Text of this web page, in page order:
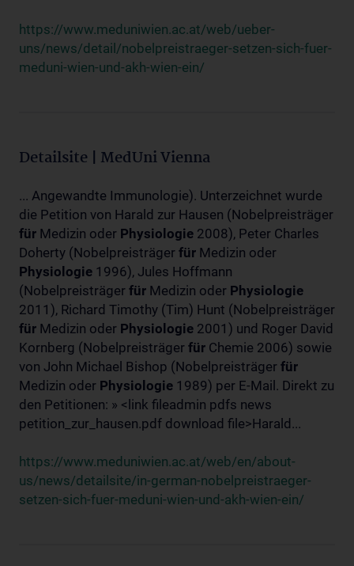
https://www.meduniwien.ac.at/web/ueber-
uns/news/detail/nobelpreistraeger-setzen-sich-fuer-
meduni-wien-und-akh-wien-ein/
Detailsite | MedUni Vienna
... Angewandte Immunologie). Unterzeichnet wurde
die Petition von Harald zur Hausen (Nobelpreisträger
für Medizin oder Physiologie 2008), Peter Charles
Doherty (Nobelpreisträger für Medizin oder
Physiologie 1996), Jules Hoffmann
(Nobelpreisträger für Medizin oder Physiologie
2011), Richard Timothy (Tim) Hunt (Nobelpreisträger
für Medizin oder Physiologie 2001) und Roger David
Kornberg (Nobelpreisträger für Chemie 2006) sowie
von John Michael Bishop (Nobelpreisträger für
Medizin oder Physiologie 1989) per E-Mail. Direkt zu
den Petitionen: » <link fileadmin pdfs news
petition_zur_hausen.pdf download file>Harald...
https://www.meduniwien.ac.at/web/en/about-
us/news/detailsite/in-german-nobelpreistraeger-
setzen-sich-fuer-meduni-wien-und-akh-wien-ein/